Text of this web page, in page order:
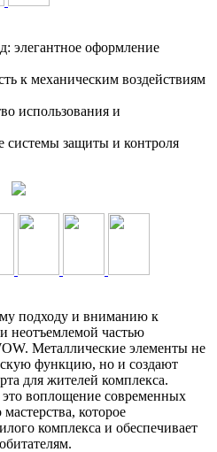
элегантное оформление
к механическим воздействиям
использования и
системы защиты и контроля
подходу и вниманию к
неотъемлемой частью
Металлические элементы не
функцию, но и создают
для жителей комплекса.
воплощение современных
которое
комплекса и обеспечивает